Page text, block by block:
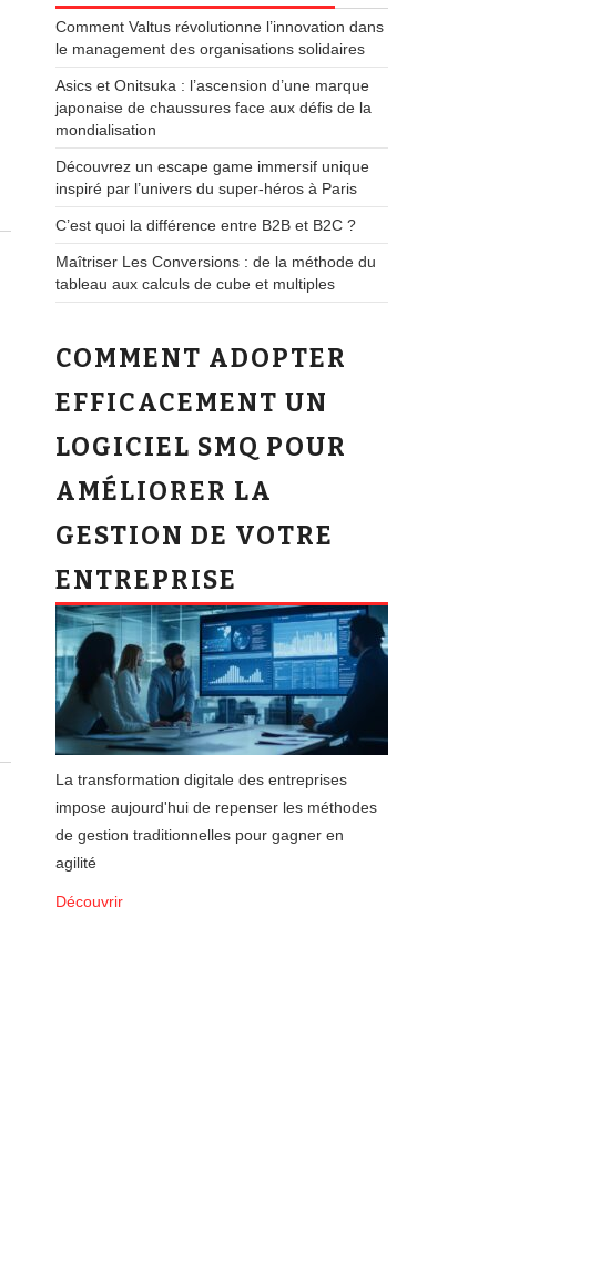
Comment Valtus révolutionne l’innovation dans
le management des organisations solidaires
Asics et Onitsuka : l’ascension d’une marque
japonaise de chaussures face aux défis de la
mondialisation
Découvrez un escape game immersif unique
inspiré par l’univers du super-héros à Paris
C’est quoi la différence entre B2B et B2C ?
Maîtriser Les Conversions : de la méthode du
tableau aux calculs de cube et multiples
COMMENT ADOPTER
EFFICACEMENT UN
LOGICIEL SMQ POUR
AMÉLIORER LA
GESTION DE VOTRE
ENTREPRISE
La transformation digitale des entreprises
impose aujourd'hui de repenser les méthodes
de gestion traditionnelles pour gagner en
agilité
Découvrir